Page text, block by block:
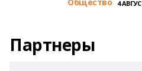
4
Партнеры